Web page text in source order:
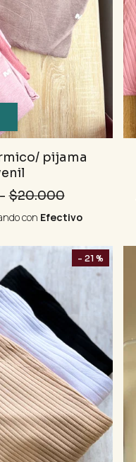
pijama
- $20.000
con Efectivo
- 21 %